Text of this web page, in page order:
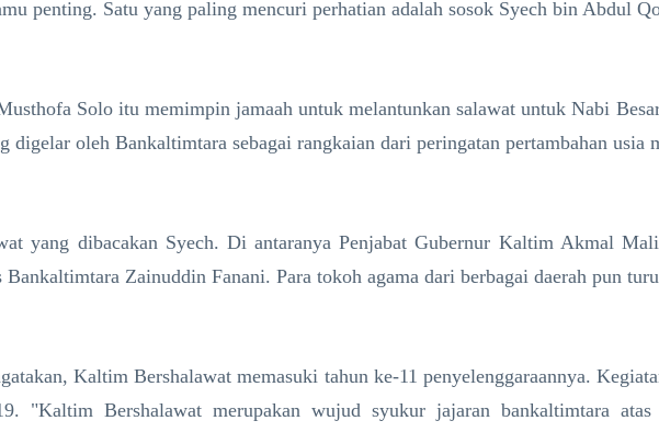
penting. Satu yang paling mencuri perhatian adalah sosok Syech bin Abdul
Solo itu memimpin jamaah untuk melantunkan salawat untuk Nabi
oleh Bankaltimtara sebagai rangkaian dari peringatan pertambahan usia
yang dibacakan Syech. Di antaranya Penjabat Gubernur Kaltim Akmal
Zainuddin Fanani. Para tokoh agama dari berbagai daerah pun
Kaltim Bershalawat memasuki tahun ke-11 penyelenggaraannya.
"Kaltim Bershalawat merupakan wujud syukur jajaran bankaltimtara atas